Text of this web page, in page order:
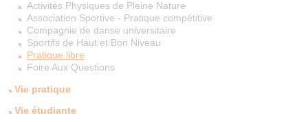
Activités Physiques de Pleine Nature
Association Sportive - Pratique compétitive
Compagnie de danse universitaire
Sportifs de Haut et Bon Niveau
Pratique libre
Foire Aux Questions
Vie pratique
Vie étudiante